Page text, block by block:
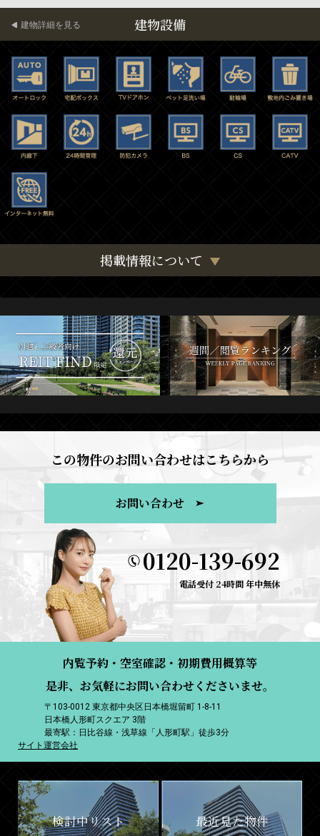
建物設備
建物詳細を見る
掲載情報について
この物件のお問い合わせはこちらから
お問い合わせ
0120-139-692
電話受付 24時間 年中無休
内覧予約・空室確認・初期費用概算等
是非、お気軽にお問い合わせくださいませ。
〒103-0012 東京都中央区日本橋堀留町 1-8-11
日本橋人形町スクエア 3階
最寄駅：日比谷線・浅草線「人形町駅」徒歩3分
サイト運営会社
検討中リスト 最近見た物件